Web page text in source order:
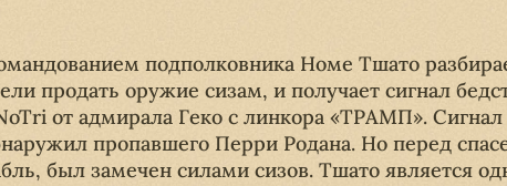
подполковника Номе Тшато
продать оружие сизам, и получает сигнал
от адмирала Геко с линкора «ТРАМП». Сигнал
пропавшего Перри Родана. Но перед
был замечен силами сизов. Тшато является